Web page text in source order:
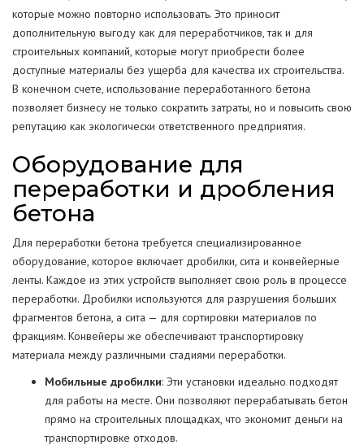
которые можно повторно использовать. Это приносит
дополнительную выгоду как для переработчиков, так и для
строительных компаний, которые могут приобрести более
доступные материалы без ущерба для качества их строительства.
В конечном счете, использование переработанного бетона
позволяет бизнесу не только сократить затраты, но и повысить свою
репутацию как экологически ответственного предприятия.
Оборудование для
переработки и дробления
бетона
Для переработки бетона требуется специализированное
оборудование, которое включает дробилки, сита и конвейерные
ленты. Каждое из этих устройств выполняет свою роль в процессе
переработки. Дробилки используются для разрушения больших
фрагментов бетона, а сита — для сортировки материалов по
фракциям. Конвейеры же обеспечивают транспортировку
материала между различными стадиями переработки.
Мобильные дробилки: Эти установки идеально подходят
для работы на месте. Они позволяют перерабатывать бетон
прямо на строительных площадках, что экономит деньги на
транспортировке отходов.